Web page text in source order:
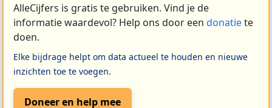
AlleCijfers is gratis te gebruiken. Vind je de
informatie waardevol? Help ons door een donatiete
doen.
Elke bijdrage helpt om data actueel te houden en nieuwe
inzichten toe te voegen.
Doneer en help mee